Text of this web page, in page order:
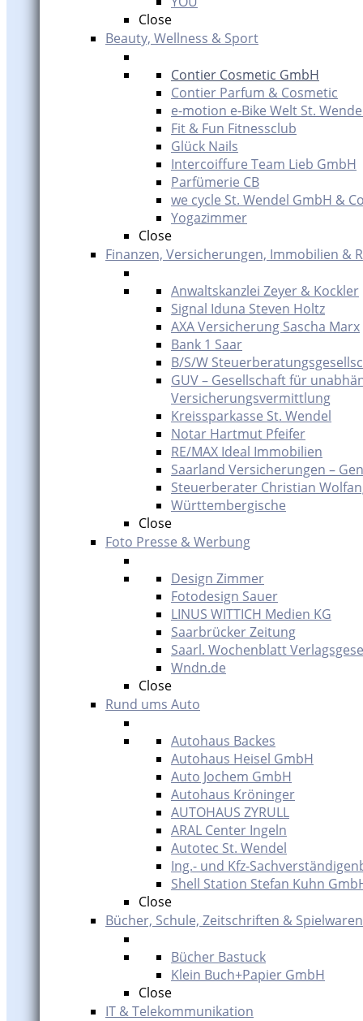
Close
Beauty, Wellness & Sport
Contier Cosmetic GmbH
Contier Parfum & Cosmetic
e-motion e-Bike Welt St.
Fit & Fun Fitnessclub
Glück Nails
Intercoiffure Team Lieb GmbH
Parfümerie CB
we cycle St. Wendel GmbH &
Yogazimmer
Close
Finanzen, Versicherungen, Immobilien &
Anwaltskanzlei Zeyer & Kockler
Signal Iduna Steven Holtz
AXA Versicherung Sascha Marx
Bank 1 Saar
B/S/W
GUV – Gesellschaft für
Versicherungsvermittlung
Kreissparkasse St. Wendel
Notar Hartmut Pfeifer
RE/MAX Ideal Immobilien
Saarland Versicherungen –
Steuerberater Christian
Württembergische
Close
Foto Presse & Werbung
Design Zimmer
Fotodesign Sauer
LINUS WITTICH Medien KG
Saarbrücker Zeitung
Saarl. Wochenblatt
Wndn.de
Close
Rund ums Auto
Autohaus Backes
Autohaus Heisel GmbH
Auto Jochem GmbH
Autohaus Kröninger
AUTOHAUS ZYRULL
ARAL Center Ingeln
Autotec St. Wendel
Ing.- und Kfz-
Shell Station Stefan Kuhn
Close
Bücher, Schule, Zeitschriften & Spielwaren
Bücher Bastuck
Klein Buch+Papier GmbH
Close
IT & Telekommunikation